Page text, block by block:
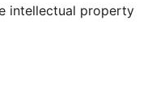
intellectual property